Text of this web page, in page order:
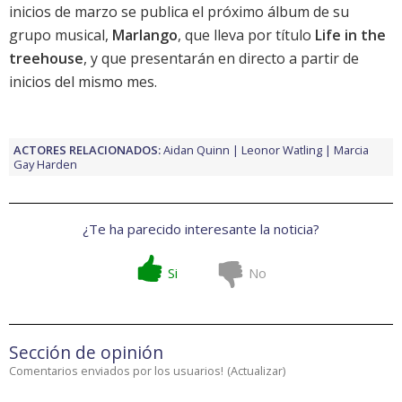
inicios de marzo se publica el próximo álbum de su
grupo musical, Marlango, que lleva por título Life in the
treehouse, y que presentarán en directo a partir de
inicios del mismo mes.
ACTORES RELACIONADOS:Aidan Quinn Leonor Watling
Marcia
Gay Harden
¿Te ha parecido interesante la noticia?
Si No
Sección de opinión
Comentarios enviados por los usuarios! (Actualizar)